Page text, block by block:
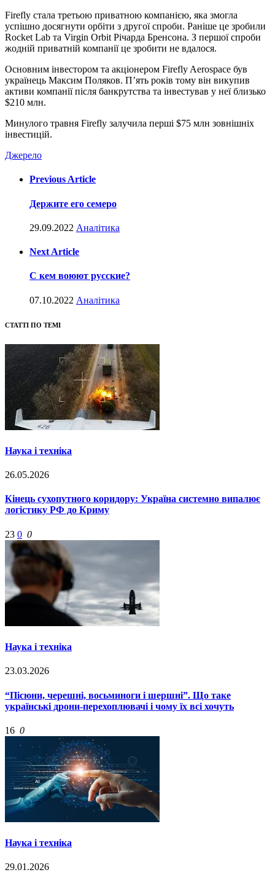
Firefly стала третьою приватною компанією, яка змогла
успішно досягнути орбіти з другої спроби. Раніше це зробили
Rocket Lab та Virgin Orbit Річарда Бренсона. З першої спроби
жодній приватній компанії це зробити не вдалося.
Основним інвестором та акціонером Firefly Aerospace був
українець Максим Поляков. П’ять років тому він викупив
активи компанії після банкрутства та інвестував у неї близько
$210 млн.
Минулого травня Firefly залучила перші $75 млн зовнішніх
інвестицій.
Джерело
Previous Article
Держите его семеро
29.09.2022 Аналітика
Next Article
С кем воюют русские?
07.10.2022 Аналітика
СТАТТІ ПО ТЕМІ
Наука і техніка
26.05.2026
Кінець сухопутного коридору: Україна системно випалює
логістику РФ до Криму
23 0 0
Наука і техніка
23.03.2026
“Пісюни, черешні, восьминоги і шершні”. Що таке
українські дрони-перехоплювачі і чому їх всі хочуть
16 0
Наука і техніка
29.01.2026